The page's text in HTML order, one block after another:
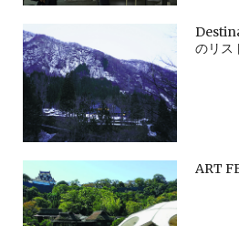
のリス
ART